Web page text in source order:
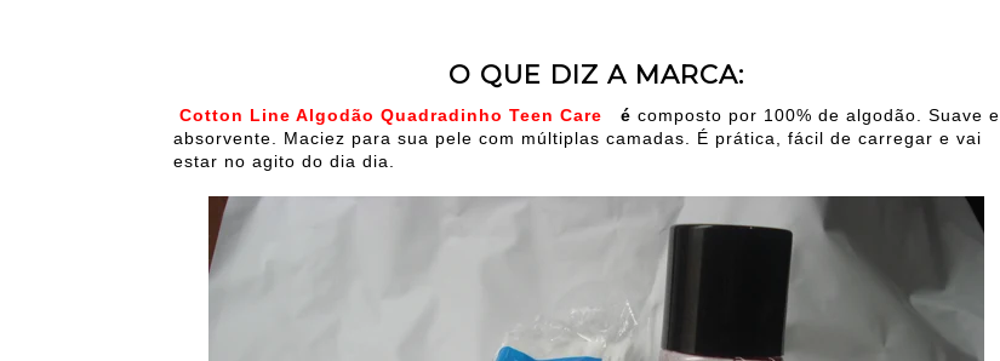
O QUE DIZ A MARCA:
Cotton Line Algodão Quadradinho Teen Care é composto por 100% de algodão. Suave e
absorvente. Maciez para sua pele com múltiplas camadas. É prática, fácil de carregar e vai
estar no agito do dia dia.